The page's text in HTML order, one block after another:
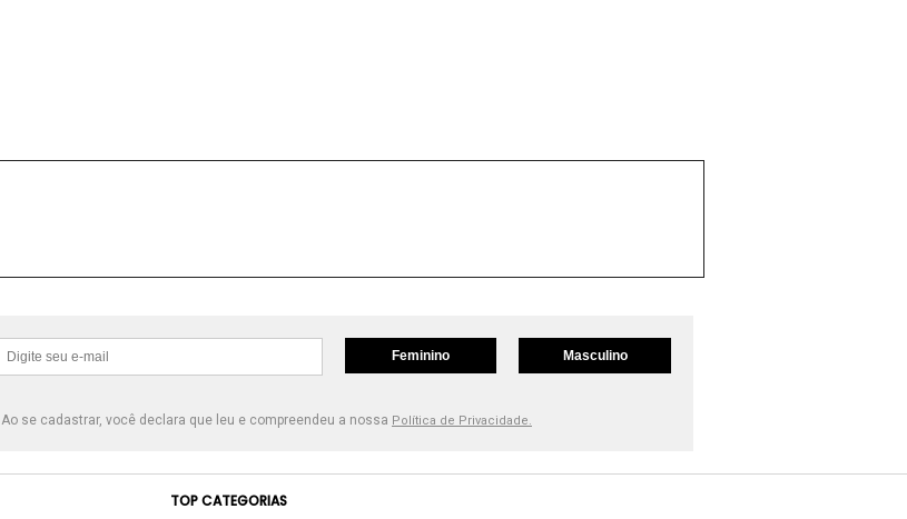
Feminino Masculino
Ao se cadastrar, você declara que leu e compreendeu a nossa Política de Privacidade.
TOP CATEGORIAS